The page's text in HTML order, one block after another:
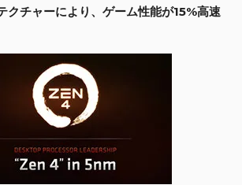
クチャーにより、ゲーム性能が15%高速